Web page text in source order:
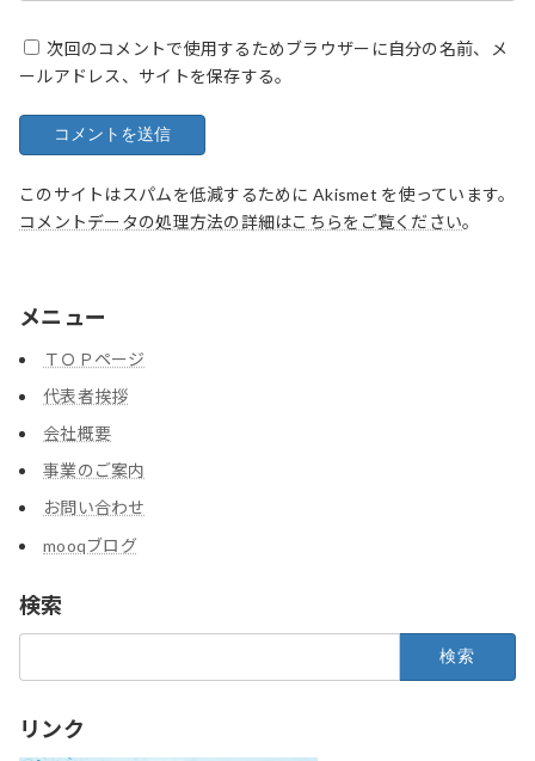
次回のコメントで使用するためブラウザーに自分の名前、メ
ールアドレス、サイトを保存する。
このサイトはスパムを低減するために Akismet を使っています。
コメントデータの処理方法の詳細はこちらをご覧ください。
メニュー
ＴＯＰページ
代表者挨拶
会社概要
事業のご案内
お問い合わせ
mooqブログ
検索
リンク